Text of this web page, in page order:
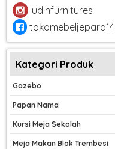
udinfurnitures
tokomebeljepara14
Kategori Produk
Gazebo
Papan Nama
Kursi Meja Sekolah
Meja Makan Blok Trembesi